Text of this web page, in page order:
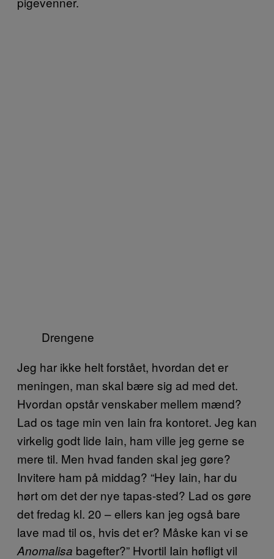
Drengene
Jeg har ikke helt forstået, hvordan det er
meningen, man skal bære sig ad med det.
Hvordan opstår venskaber mellem mænd?
Lad os tage min ven Iain fra kontoret. Jeg kan
virkelig godt lide Iain, ham ville jeg gerne se
mere til. Men hvad fanden skal jeg gøre?
Invitere ham på middag? “Hey Iain, har du
hørt om det der nye tapas-sted? Lad os gøre
det fredag kl. 20 – ellers kan jeg også bare
lave mad til os, hvis det er? Måske kan vi se
Anomalisa bagefter?” Hvortil Iain høfligt vil